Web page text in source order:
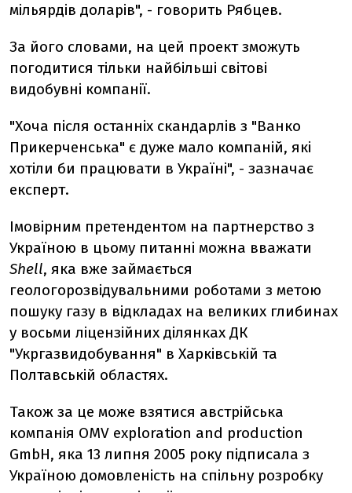
мільярдів доларів", - говорить Рябцев.
За його словами, на цей проект зможуть
погодитися тільки найбільші світові
видобувні компанії.
"Хоча після останніх скандарлів з "Ванко
Прикерченська" є дуже мало компаній, які
хотіли би працювати в Україні", - зазначає
експерт.
Імовірним претендентом на партнерство з
Україною в цьому питанні можна вважати
Shell, яка вже займається
геологорозвідувальними роботами з метою
пошуку газу в відкладах на великих глибинах
у восьми ліцензійних ділянках ДК
"Укргазвидобування" в Харківській та
Полтавській областях.
Також за це може взятися австрійська
компанія OMV exploration and production
GmbH, яка 13 липня 2005 року підписала з
Україною домовленість на спільну розробку